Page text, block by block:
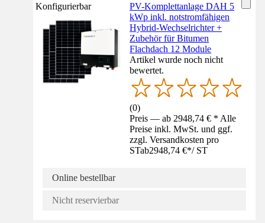
Konfigurierbar
PV-Komplettanlage DAH 5
kWp inkl. notstromfähigen
Hybrid-Wechselrichter +
Zubehör für Bitumen
Flachdach 12 Module
Artikel wurde noch nicht
bewertet.
(0)
Preis — ab 2948,74 € * Alle
Preise inkl. MwSt. und ggf.
zzgl. Versandkosten pro
STab2948,74 €*/ ST
Online bestellbar
Nicht reservierbar